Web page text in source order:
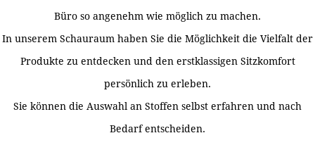
Büro so angenehm wie möglich zu machen.
In unserem Schauraum haben Sie die Möglichkeit die Vielfalt der
Produkte zu entdecken und den erstklassigen Sitzkomfort
persönlich zu erleben.
Sie können die Auswahl an Stoffen selbst erfahren und nach
Bedarf entscheiden.